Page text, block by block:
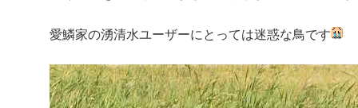
愛鱗家の湧清水ユーザーにとっては迷惑な鳥です